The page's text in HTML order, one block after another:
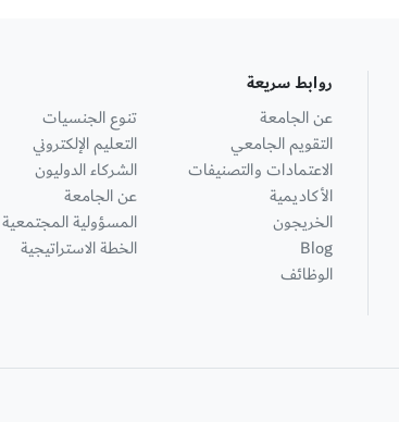
روابط سريعة
عن الجامعة
التقويم الجامعي
الاعتمادات والتصنيفات
الأكاديمية
الخريجون
Blog
الوظائف
تنوع الجنسيات
التعليم الإلكتروني
الشركاء الدوليون
عن الجامعة
المسؤولية المجتمعية
الخطة الاستراتيجية